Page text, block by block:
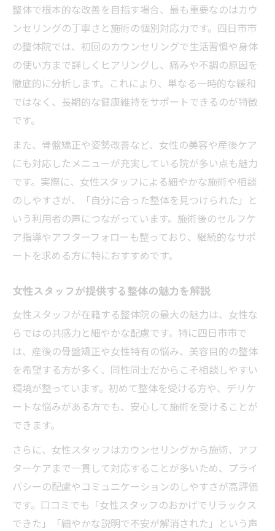
整体で根本的な改善を目指す場合、最も重要なのはカウ
ンセリングの丁寧さと施術の個別対応力です。四日市市
の整体院では、初回のカウンセリングで生活習慣や身体
の使い方まで詳しくヒアリングし、痛みや不調の原因を
徹底的に分析します。これにより、単なる一時的な緩和
ではなく、長期的な健康維持をサポートできるのが特徴
です。
また、骨盤矯正や姿勢改善など、女性の美容や産後ケア
にも対応したメニューが充実している院が多い点も魅力
です。実際に、女性スタッフによる細やかな施術や相談
のしやすさが、「自分に合った整体を見つけられた」と
いう利用者の声につながっています。施術後のセルフケ
ア指導やアフターフォローも整っており、継続的なサポ
ートを求める方に特におすすめです。
女性スタッフが提供する整体の魅力を解説
女性スタッフが在籍する整体院の最大の魅力は、女性な
らではの共感力と細やかな配慮です。特に四日市市で
は、産後の骨盤矯正や女性特有の悩み、美容目的の整体
を希望する方が多く、同性同士だからこそ相談しやすい
環境が整っています。初めて整体を受ける方や、デリケ
ートな悩みがある方でも、安心して施術を受けることが
できます。
さらに、女性スタッフはカウンセリングから施術、アフ
ターケアまで一貫して対応することが多いため、プライ
バシーの配慮やコミュニケーションのしやすさが高評価
です。口コミでも「女性スタッフのおかげでリラックス
できた」「細やかな説明で不安が解消された」という声